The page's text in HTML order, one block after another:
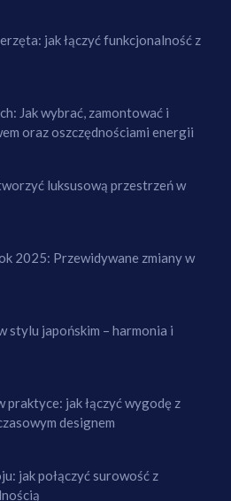
jak łączyć funkcjonalność z
Jak wybrać, zamontować i
oraz oszczędnościami energii
luksusową przestrzeń w
2025: Przewidywane zmiany w
stylu japońskim – harmonia i
praktyce: jak łączyć wygodę z
designem
jak połączyć surowość z